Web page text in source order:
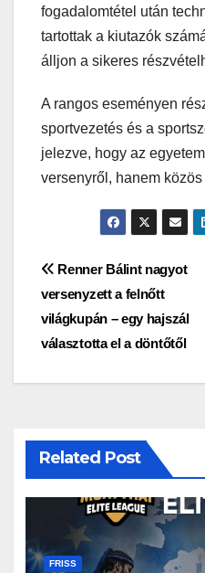
fogadalomtétel után
tartottak a kiutazók
álljon a sikeres
A rangos eseményen
sportvezetés és a
jelezve, hogy az
versenyről, hanem
Bejegyzés
navigáció
Renner Bálint nagyot
versenyzett a felnőtt
világkupán – egy hajszál
választotta el a döntőtől
Related Post
FRISS